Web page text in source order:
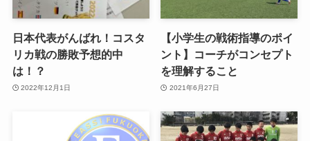
日本代表がんばれ！コスタ
リカ戦の勝敗予想的中
は！？
2022年12月1日
【小学生の戦術指導のポイ
ント】コーチがコンセプト
を理解すること
2021年6月27日